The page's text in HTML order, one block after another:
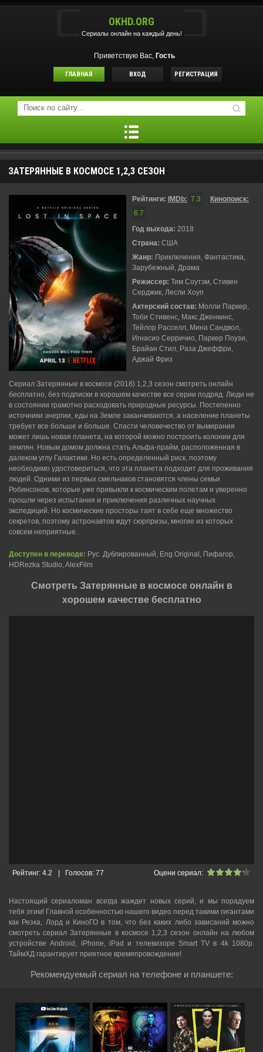
OKHD.ORG
Сериалы онлайн на каждый день!
Приветствую Вас, Гость
ГЛАВНАЯ ВХОД РЕГИСТРАЦИЯ
ЗАТЕРЯННЫЕ В КОСМОСЕ 1,2,3 СЕЗОН
Рейтинги: IMDb: 7.3
Кинопоиск:
6.7
Год выхода: 2018
Страна: США
Жанр: Приключения, Фантастика,
Зарубежный, Драма
Режиссер: Тим Соутэм, Стивен
Серджик, Лесли Хоуп
Актерский состав: Молли Паркер,
Тоби Стивенс, Макс Дженкинс,
Тейлор Расселл, Мина Сандвол,
Игнасио Серричио, Паркер Поузи,
Брайан Стил, Раза Джеффри,
Аджай Фриз
Сериал Затерянные в космосе (2018) 1,2,3 сезон смотреть онлайн
бесплатно, без подписки в хорошем качестве все серии подряд. Люди не
в состоянии грамотно расходовать природные ресурсы. Постепенно
источники энергии, еды на Земле заканчиваются, а население планеты
требует все больше и больше. Спасти человечество от вымирания
может лишь новая планета, на которой можно построить колонии для
землян. Новым домом должна стать Альфа-прайм, расположенная в
далеком углу Галактики. Но есть определенный риск, поэтому
необходимо удостовериться, что эта планета подходит для проживания
людей. Одними из первых смельчаков становятся члены семьи
Робинсонов, которые уже привыкли к космическим полетам и уверенно
прошли через испытания и приключения различных научных
экспедиций. Но космические просторы таят в себе еще множество
секретов, поэтому астронавтов ждут сюрпризы, многие из которых
совсем неприятные.
Доступен в переводе: Рус. Дублированный, Eng.Original, Пифагор,
HDRezka Studio, AlexFilm
Смотреть Затерянные в космосе онлайн в
хорошем качестве бесплатно
Оцени сериал:
Рейтинг: 4.2 Голосов:77
Настоящий сериаломан всегда жаждет новых серий, и мы порадуем
тебя этим! Главной особенностью нашего видео перед такими гигантами
как Резка, Лорд и КиноГО в том, что без каких либо зависаний можно
смотреть cериал Затерянные в космосе 1,2,3 сезон онлайн на любом
устройстве Android, iPhone, iPad и телевизоре Smart TV в 4k 1080p.
ТаймХД гарантирует приятное времяпровождение!
Рекомендуемый сериал на телефоне и планшете: